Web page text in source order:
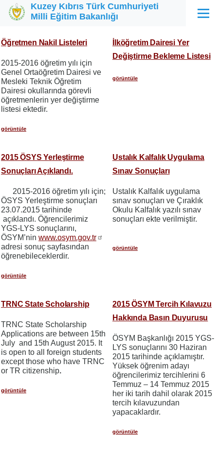
Ana içeriğe atla
Kuzey Kıbrıs Türk Cumhuriyeti
Milli Eğitim Bakanlığı
Menü
Öğretmen Nakil Listeleri
2015-2016 öğretim yılı için
Genel Ortaöğretim Dairesi ve
Mesleki Teknik Öğretim
Dairesi okullarında görevli
öğretmenlerin yer değiştirme
listesi ektedir.
görüntüle
İlköğretim Dairesi Yer
Değiştirme Bekleme Listesi
görüntüle
2015 ÖSYS Yerleştirme
Sonuçları Açıklandı.
2015-2016 öğretim yılı için;
ÖSYS Yerleştirme sonuçları
23.07.2015 tarihinde
açıklandı. Öğrencilerimiz
YGS-LYS sonuçlarını,
ÖSYM’nin www.osym.gov.tr
adresi sonuç sayfasından
öğrenebileceklerdir.
görüntüle
Ustalık Kalfalık Uygulama
Sınav Sonuçları
Ustalık Kalfalık uygulama
sınav sonuçları ve Çıraklık
Okulu Kalfalık yazılı sınav
sonuçları ekte verilmiştir.
görüntüle
TRNC State Scholarship
TRNC State Scholarship
Applications are between 15th
July and 15th August 2015. It
is open to all foreign students
except those who have TRNC
or TR citizenship.
görüntüle
2015 ÖSYM Tercih Kılavuzu
Hakkında Basın Duyurusu
ÖSYM Başkanlığı 2015 YGS-
LYS sonuçlarını 30 Haziran
2015 tarihinde açıklamıştır.
Yüksek öğrenim adayı
öğrencilerimiz tercihlerini 6
Temmuz – 14 Temmuz 2015
her iki tarih dahil olarak 2015
tercih kılavuzundan
yapacaklardır.
görüntüle